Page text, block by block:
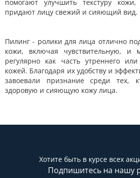
помогают улучшить текстуру
придают лицу свежий и сияющий вид.
Пилинг - ролики для лица отлично
кожи, включая чувствительную, и
регулярно как часть утреннего
кожей. Благодаря их удобству и
завоевали признание среди тех,
здоровую и сияющую кожу лица.
Хотите быть в курсе всех
Подпишитесь на нашу